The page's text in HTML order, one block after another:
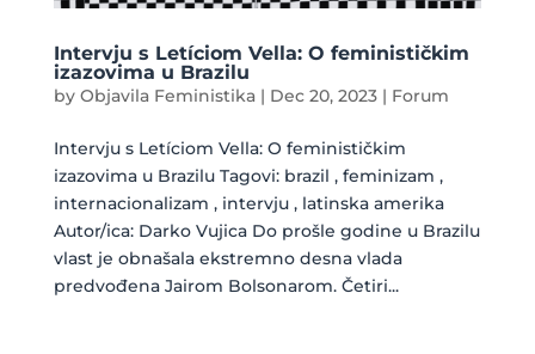
Intervju s Letíciom Vella: O feminističkim
izazovima u Brazilu
by Objavila Feministika| Dec 20, 2023| Forum
Intervju s Letíciom Vella: O feminističkim
izazovima u Brazilu Tagovi: brazil , feminizam ,
internacionalizam , intervju , latinska amerika
Autor/ica: Darko Vujica Do prošle godine u Brazilu
vlast je obnašala ekstremno desna vlada
predvođena Jairom Bolsonarom. Četiri...